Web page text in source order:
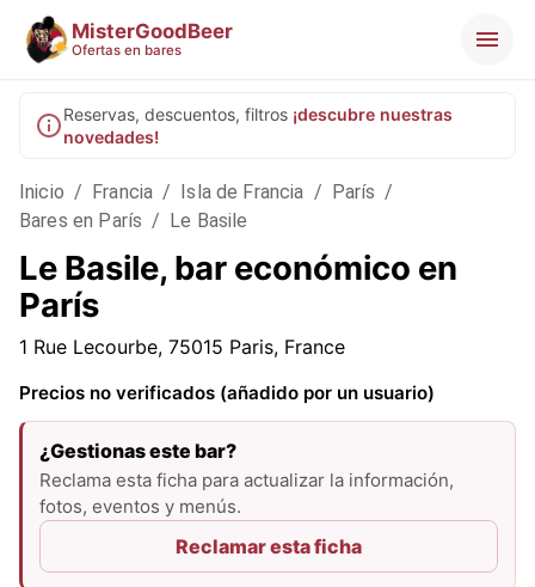
MisterGoodBeer
Ofertas en bares
Reservas, descuentos, filtros ¡descubre nuestras
novedades!
Inicio / Francia / Isla de Francia / París /
Bares en París / Le Basile
Le Basile, bar económico en
París
1 Rue Lecourbe, 75015 Paris, France
Precios no verificados (añadido por un usuario)
¿Gestionas este bar?
Reclama esta ficha para actualizar la información,
fotos, eventos y menús.
Reclamar esta ficha